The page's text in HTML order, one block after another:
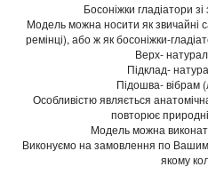
Босоніжки гладіатори
Модель можна носити як звичайні
ремінці), або ж як босоніжки-
Верх-
Підклад-
Підошва- вібрам
Особливістю являється
повторює
Модель можна
Виконуємо на замовлення по
якому